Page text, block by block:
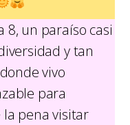
8, un paraíso casi
y tan
vivo
para
la pena visitar